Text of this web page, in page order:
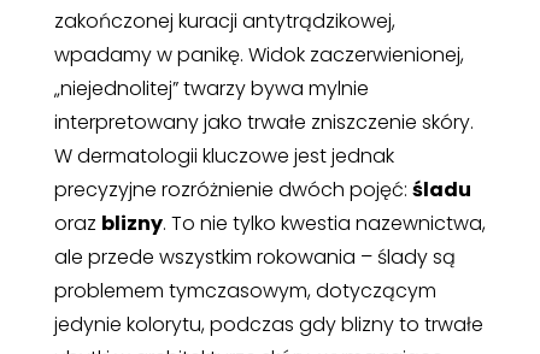
zakończonej kuracji antytrądzikowej,
wpadamy w panikę. Widok zaczerwienionej,
„niejednolitej” twarzy bywa mylnie
interpretowany jako trwałe zniszczenie skóry.
W dermatologii kluczowe jest jednak
precyzyjne rozróżnienie dwóch pojęć: śladu
oraz blizny. To nie tylko kwestia nazewnictwa,
ale przede wszystkim rokowania – ślady są
problemem tymczasowym, dotyczącym
jedynie kolorytu, podczas gdy blizny to trwałe